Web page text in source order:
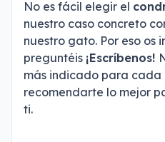
No es fácil elegir el
nuestro caso concreto
nuestro gato. Por eso os
preguntéis ¡Escríbenos!
más indicado para cada
recomendarte lo mejor
ti.